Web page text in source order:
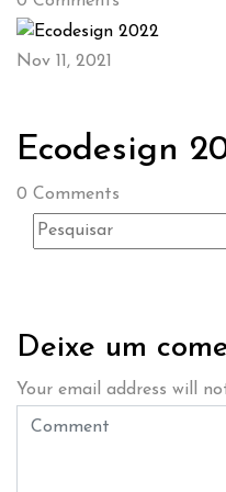
Nov 11, 2021
Ecodesign
0 Comments
Deixe um
Your email address will